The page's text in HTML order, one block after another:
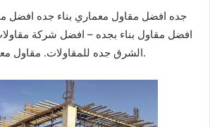
جده افضل مقاول معماري بناء جده افضل
افضل مقاول بناء بجده – افضل شركة
الشرق جده للمقاولات. مقاول معماري بناء.